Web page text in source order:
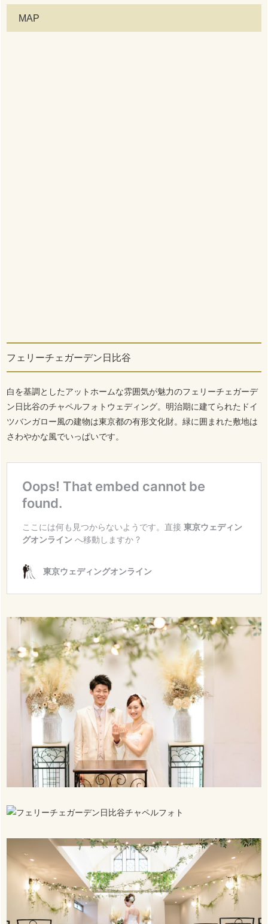
MAP
フェリーチェガーデン日比谷
白を基調としたアットホームな雰囲気が魅力のフェリーチェガーデ
ン日比谷のチャペルフォトウェディング。明治期に建てられたドイ
ツバンガロー風の建物は東京都の有形文化財。緑に囲まれた敷地は
さわやかな風でいっぱいです。